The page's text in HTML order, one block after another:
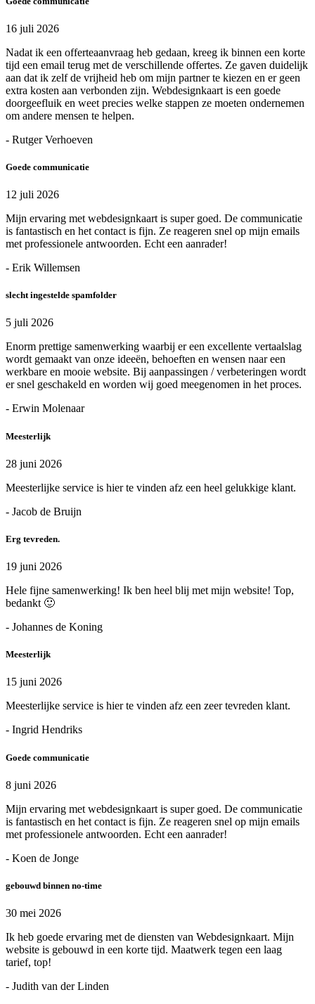
16 juli 2026
Nadat ik een offerteaanvraag heb gedaan, kreeg ik binnen een korte
tijd een email terug met de verschillende offertes. Ze gaven duidelijk
aan dat ik zelf de vrijheid heb om mijn partner te kiezen en er geen
extra kosten aan verbonden zijn. Webdesignkaart is een goede
doorgeefluik en weet precies welke stappen ze moeten ondernemen
om andere mensen te helpen.
- Rutger Verhoeven
Goede communicatie
12 juli 2026
Mijn ervaring met webdesignkaart is super goed. De communicatie
is fantastisch en het contact is fijn. Ze reageren snel op mijn emails
met professionele antwoorden. Echt een aanrader!
- Erik Willemsen
slecht ingestelde spamfolder
5 juli 2026
Enorm prettige samenwerking waarbij er een excellente vertaalslag
wordt gemaakt van onze ideeën, behoeften en wensen naar een
werkbare en mooie website. Bij aanpassingen / verbeteringen wordt
er snel geschakeld en worden wij goed meegenomen in het proces.
- Erwin Molenaar
Meesterlijk
28 juni 2026
Meesterlijke service is hier te vinden afz een heel gelukkige klant.
- Jacob de Bruijn
Erg tevreden.
19 juni 2026
Hele fijne samenwerking! Ik ben heel blij met mijn website! Top,
bedankt 🙂
- Johannes de Koning
Meesterlijk
15 juni 2026
Meesterlijke service is hier te vinden afz een zeer tevreden klant.
- Ingrid Hendriks
Goede communicatie
8 juni 2026
Mijn ervaring met webdesignkaart is super goed. De communicatie
is fantastisch en het contact is fijn. Ze reageren snel op mijn emails
met professionele antwoorden. Echt een aanrader!
- Koen de Jonge
gebouwd binnen no-time
30 mei 2026
Ik heb goede ervaring met de diensten van Webdesignkaart. Mijn
website is gebouwd in een korte tijd. Maatwerk tegen een laag
tarief, top!
- Judith van der Linden